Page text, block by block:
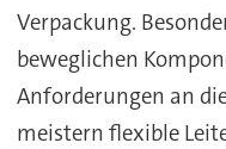
Verpackung.
beweglichen
Anforderungen an
meistern flexible